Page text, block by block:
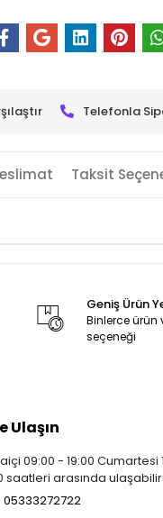
Telefonla
Taksit
Geniş Ürün
Binlerce
seçeneği
Ulaşın
09:00 - 19:00 Cumartesi
saatleri arasında
05333272722